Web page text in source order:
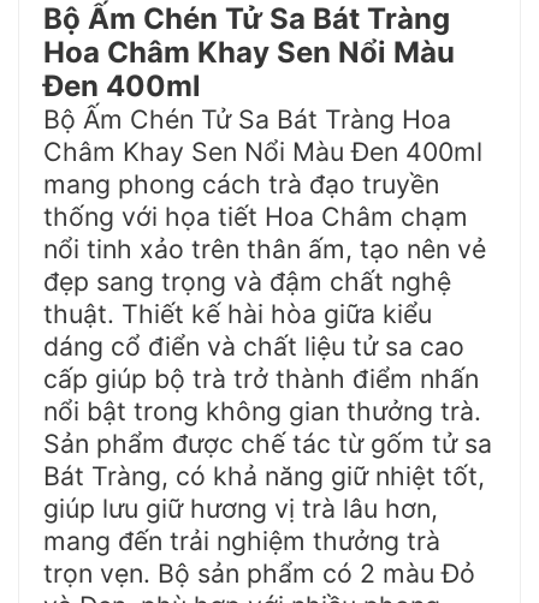
Bộ Ấm Chén Tử Sa Bát Tràng
Hoa Châm Khay Sen Nổi Màu
Đen 400ml
Bộ Ấm Chén Tử Sa Bát Tràng Hoa
Châm Khay Sen Nổi Màu Đen 400ml
mang phong cách trà đạo truyền
thống với họa tiết Hoa Châm chạm
nổi tinh xảo trên thân ấm, tạo nên vẻ
đẹp sang trọng và đậm chất nghệ
thuật. Thiết kế hài hòa giữa kiểu
dáng cổ điển và chất liệu tử sa cao
cấp giúp bộ trà trở thành điểm nhấn
nổi bật trong không gian thưởng trà.
Sản phẩm được chế tác từ gốm tử sa
Bát Tràng, có khả năng giữ nhiệt tốt,
giúp lưu giữ hương vị trà lâu hơn,
mang đến trải nghiệm thưởng trà
trọn vẹn. Bộ sản phẩm có 2 màu Đỏ